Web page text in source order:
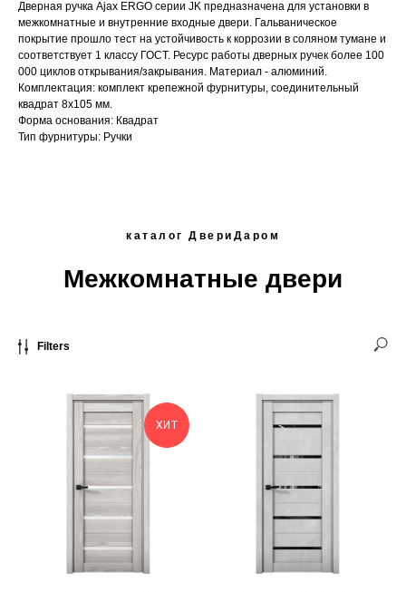
Дверная ручка Ajax ERGO серии JK предназначена для установки в
межкомнатные и внутренние входные двери. Гальваническое
покрытие прошло тест на устойчивость к коррозии в соляном тумане и
соответствует 1 классу ГОСТ. Ресурс работы дверных ручек более 100
000 циклов открывания/закрывания. Материал - алюминий.
Комплектация: комплект крепежной фурнитуры, соединительный
квадрат 8x105 мм.
Форма основания: Квадрат
Тип фурнитуры: Ручки
каталог ДвериДаром
Межкомнатные двери
Filters
ХИТ